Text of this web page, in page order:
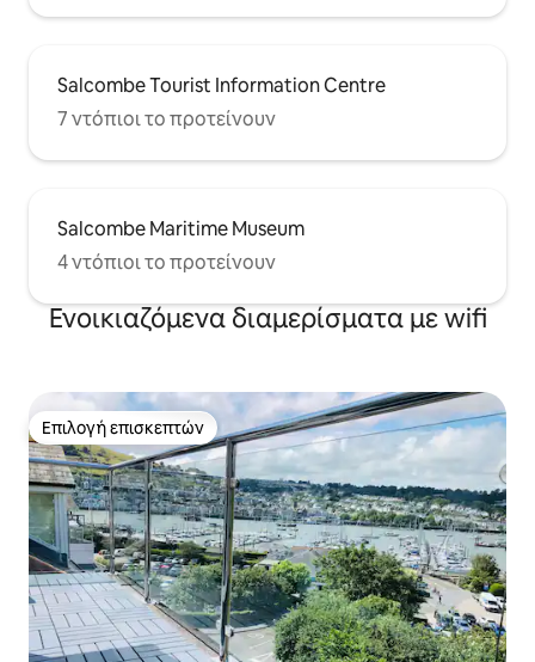
Salcombe Tourist Information Centre
7 ντόπιοι το προτείνουν
Salcombe Maritime Museum
4 ντόπιοι το προτείνουν
Ενοικιαζόμενα διαμερίσματα με wifi
Επιλογή επισκεπτών
Επιλογή επισκεπτών